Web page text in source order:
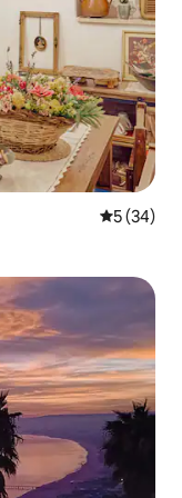
Note
5 (34)